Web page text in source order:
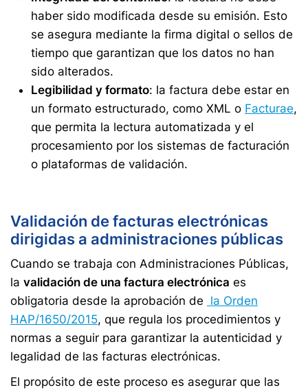
haber sido modificada desde su emisión. Esto
se asegura mediante la firma digital o sellos de
tiempo que garantizan que los datos no han
sido alterados.
Legibilidad y formato: la factura debe estar en
un formato estructurado, como XML o Facturae,
que permita la lectura automatizada y el
procesamiento por los sistemas de facturación
o plataformas de validación.
Validación de facturas electrónicas
dirigidas a administraciones públicas
Cuando se trabaja con Administraciones Públicas,
la validación de una factura electrónica es
obligatoria desde la aprobación de la Orden
HAP/1650/2015, que regula los procedimientos y
normas a seguir para garantizar la autenticidad y
legalidad de las facturas electrónicas.
El propósito de este proceso es asegurar que las